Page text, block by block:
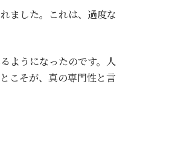
ました。これは、過度な
ようになったのです。人
こそが、真の専門性と言